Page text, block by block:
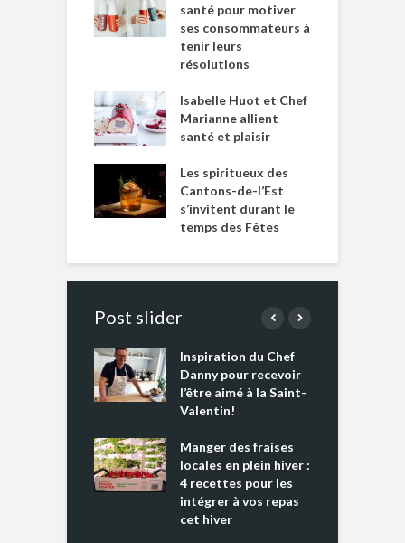
santé pour motiver
ses consommateurs à
tenir leurs
résolutions
Isabelle Huot et Chef
Marianne allient
santé et plaisir
Les spiritueux des
Cantons-de-l’Est
s’invitent durant le
temps des Fêtes
Post slider
Inspiration du Chef
Danny pour recevoir
l’être aimé à la Saint-
Valentin!
Manger des fraises
locales en plein hiver :
4 recettes pour les
intégrer à vos repas
cet hiver